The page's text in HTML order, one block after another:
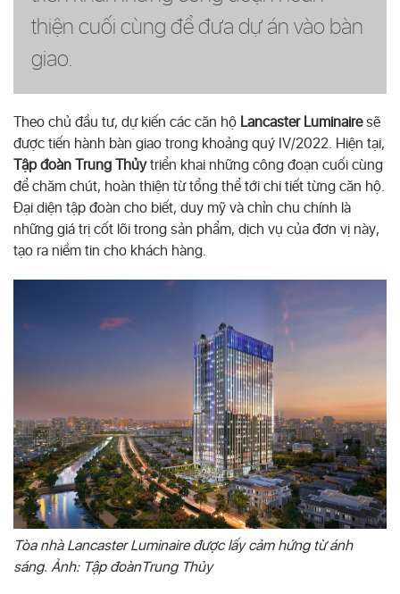
thiện cuối cùng để đưa dự án vào bàn
giao.
Theo chủ đầu tư, dự kiến các căn hộ Lancaster Luminairesẽ
được tiến hành bàn giao trong khoảng quý IV/2022. Hiện tại,
Tập đoàn Trung Thủytriển khai những công đoạn cuối cùng
để chăm chút, hoàn thiện từ tổng thể tới chi tiết từng căn hộ.
Đại diện tập đoàn cho biết, duy mỹ và chỉn chu chính là
những giá trị cốt lõi trong sản phẩm, dịch vụ của đơn vị này,
tạo ra niềm tin cho khách hàng.
Tòa nhà Lancaster Luminaire được lấy cảm hứng từ ánh
sáng. Ảnh: Tập đoànTrung Thủy